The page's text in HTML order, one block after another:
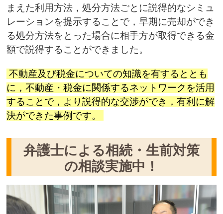
まえた利用方法，処分方法ごとに説得的なシミュ
レーションを提示することで，早期に売却ができ
る処分方法をとった場合に相手方が取得できる金
額で説得することができました。
不動産及び税金についての知識を有するととも
に，不動産・税金に関係するネットワークを活用
することで，より説得的な交渉ができ，有利に解
決ができた事例です。
弁護士による相続・生前対策
の相談実施中！